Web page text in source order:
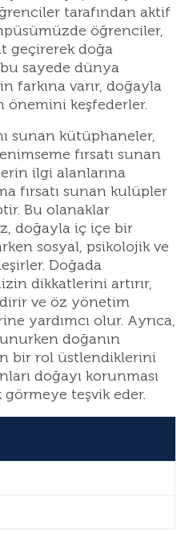
tarafından aktif
öğrenciler,
geçirerek doğa
sayede dünya
farkına varır, doğayla
önemini keşfederler.
sunan kütüphaneler,
fırsatı sunan
ilgi alanlarına
fırsatı sunan kulüpler
Bu olanaklar
doğayla iç içe bir
sosyal, psikolojik ve
Doğada
dikkatlerini artırır,
ve öz yönetim
yardımcı olur. Ayrıca,
doğanın
bir rol üstlendiklerini
doğayı korunması
teşvik eder.